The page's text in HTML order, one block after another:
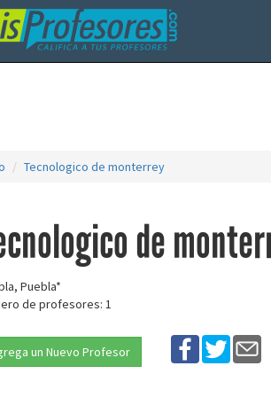
Tecnologico de monterrey
de
Puebla*
de profesores: 1
un Nuevo Profesor